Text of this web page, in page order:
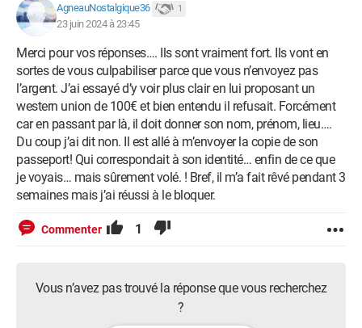
AgneauNostalgique36 1
23 juin 2024 à 23:45
Merci pour vos réponses…. Ils sont vraiment fort. Ils vont en
sortes de vous culpabiliser parce que vous n’envoyez pas
l’argent. J’ai essayé d’y voir plus clair en lui proposant un
western union de 100€ et bien entendu il refusait. Forcément
car en passant par là, il doit donner son nom, prénom, lieu….
Du coup j’ai dit non. Il est allé à m’envoyer la copie de son
passeport! Qui correspondait à son identité… enfin de ce que
je voyais… mais sûrement volé. ! Bref, il m’a fait rêvé pendant 3
semaines mais j’ai réussi à le bloquer.
Commenter 1
Vous n’avez pas trouvé la réponse que vous recherchez
?